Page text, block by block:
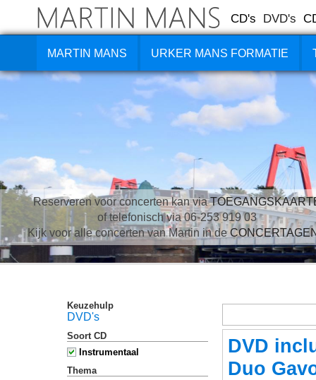
CD's DVD's
MARTIN MANS URKER MANS FORMATIE
Reserveren voor concerten kan via
of telefonisch via 06-253 919 03
Kijk voor alle concerten van Martin in de
Keuzehulp
DVD's
Soort CD
Instrumentaal
Thema
DVD
Duo